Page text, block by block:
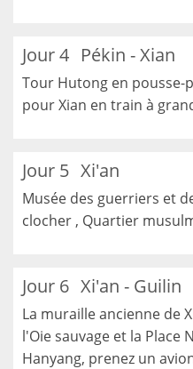
Jour 4 Pékin - Xian
Tour Hutong en pousse-
pour Xian en train à
Jour 5 Xi'an
Musée des guerriers et
clocher , Quartier
Jour 6 Xi'an - Guilin
La muraille ancienne de
l'Oie sauvage et la Place
Hanyang, prenez un